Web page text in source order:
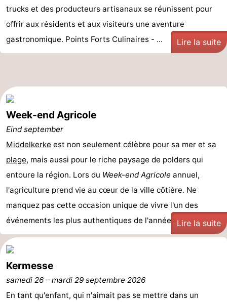
trucks et des producteurs artisanaux se réunissent pour
offrir aux résidents et aux visiteurs une aventure
gastronomique. Points Forts Culinaires - ...
Lire la suite
Week-end Agricole
Eind september
Middelkerke est non seulement célèbre pour sa mer et sa
plage, mais aussi pour le riche paysage de polders qui
entoure la région. Lors du Week-end Agricole annuel,
l'agriculture prend vie au cœur de la ville côtière. Ne
manquez pas cette occasion unique de vivre l'un des
événements les plus authentiques de l'année ...Lire la suite
Kermesse
samedi 26 – mardi 29 septembre 2026
En tant qu'enfant, qui n'aimait pas se mettre dans un